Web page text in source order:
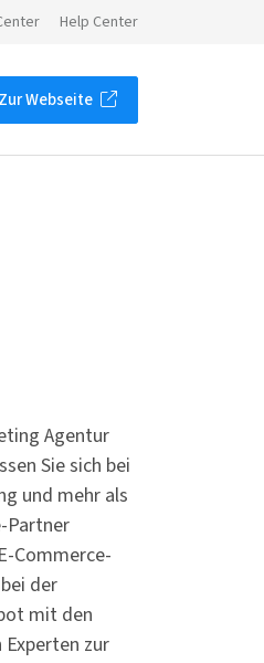
Help Center
Zur Webseite
Agentur
Sie sich bei
und mehr als
Partner
Commerce-
der
mit den
zur